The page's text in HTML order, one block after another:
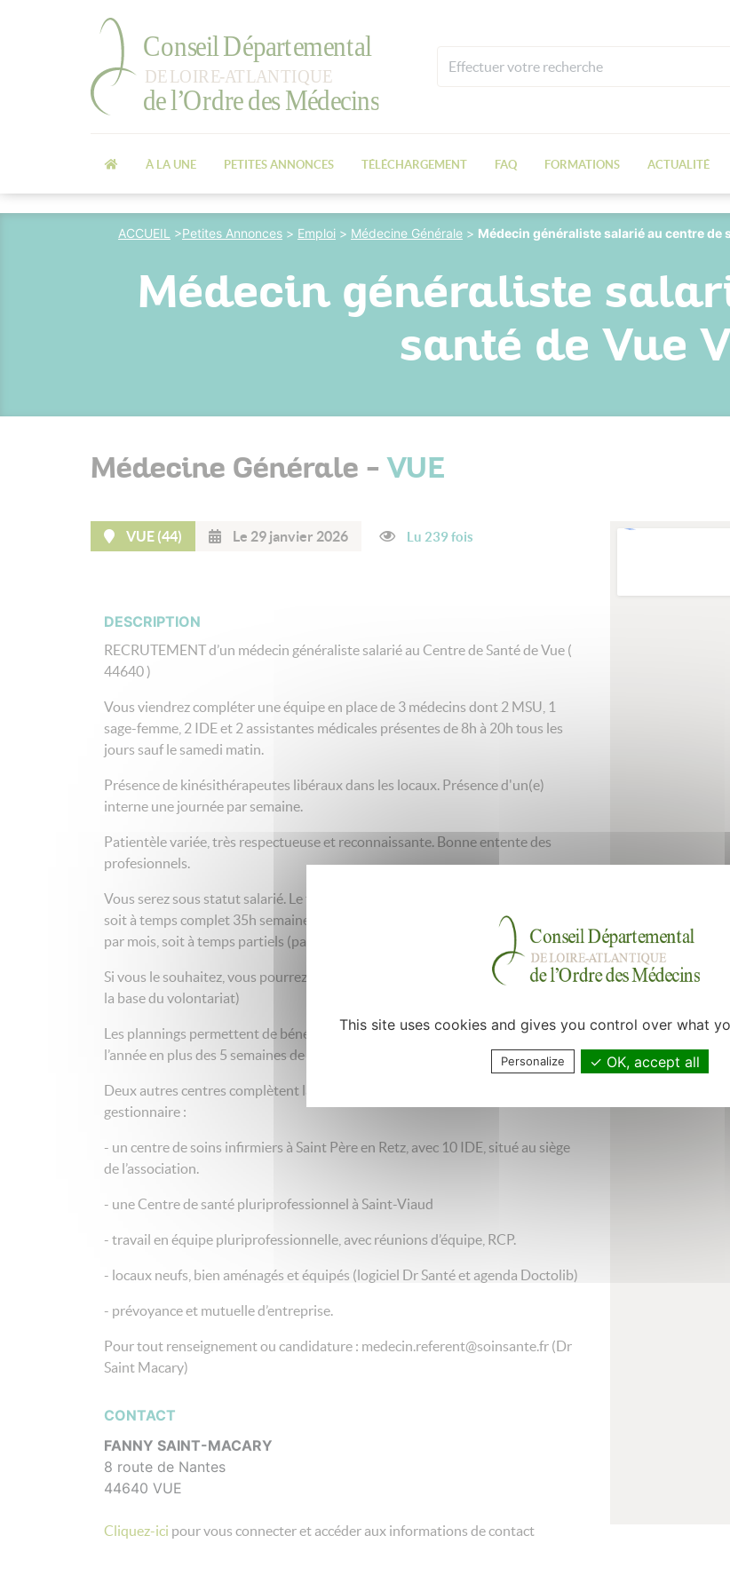
À LA UNE PETITES ANNONCES TÉLÉCHARGEMENT FAQ FORMATIONS ACTUALITÉ
ACCUEIL >Petites Annonces > Emploi > Médecine Générale > Médecin généraliste salarié au centre de
Médecin généraliste
santé de Vue
Médecine Générale - VUE
VUE (44) Le 29 janvier 2026 Lu 239 fois
DESCRIPTION
RECRUTEMENT d’un médecin généraliste salarié au Centre de Santé de Vue (
44640 )
Vous viendrez compléter une équipe en place de 3 médecins dont 2 MSU, 1
sage-femme, 2 IDE et 2 assistantes médicales présentes de 8h à 20h tous les
jours sauf le samedi matin.
Présence de kinésithérapeutes libéraux dans les locaux. Présence d'un(e)
interne une journée par semaine.
Patientèle variée, très respectueuse et reconnaissante. Bonne entente des
profesionnels.
Vous serez sous statut salarié. Le temps de travail est ajustable à l’embauche,
soit à temps complet 35h semaine en moyenne sur 3 jours, plus 1 samedi matin
par mois, soit à temps partiels (participation au samedi également).
Si vous le souhaitez, vous pourrez participer aux gardes au CAPS de Pornic (sur
la base du volontariat)
Les plannings permettent de bénéficier de 3 semaines de récupération dans
l’année en plus des 5 semaines de congés payés.
Deux autres centres complètent la structure SoinSanté, association
gestionnaire :
- un centre de soins infirmiers à Saint Père en Retz, avec 10 IDE, situé au siège
de l’association.
- une Centre de santé pluriprofessionnel à Saint-Viaud
- travail en équipe pluriprofessionnelle, avec réunions d’équipe, RCP.
- locaux neufs, bien aménagés et équipés (logiciel Dr Santé et agenda Doctolib)
- prévoyance et mutuelle d’entreprise.
Pour tout renseignement ou candidature : medecin.referent@soinsante.fr (Dr
Saint Macary)
CONTACT
FANNY SAINT-MACARY
8 route de Nantes
44640 VUE
Cliquez-ici pour vous connecter et accéder aux informations de contact
This site uses cookies and gives you control over what
Personalize OK, accept all